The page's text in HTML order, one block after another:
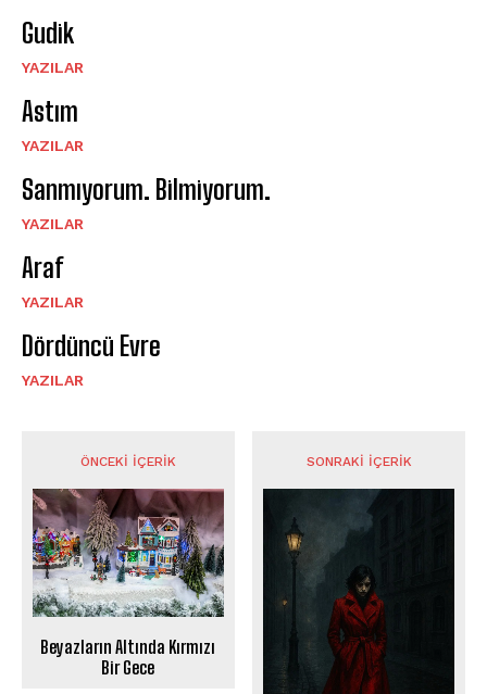
Gudik
YAZILAR
Astım
YAZILAR
Sanmıyorum. Bilmiyorum.
YAZILAR
Araf
YAZILAR
Dördüncü Evre
YAZILAR
ÖNCEKI İÇERIK
Beyazların Altında Kırmızı
Bir Gece
SONRAKI İÇERIK